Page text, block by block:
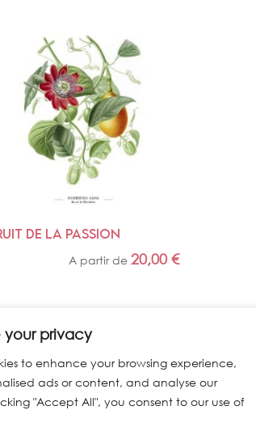
your privacy
to enhance your browsing experience,
ads or content, and analyse our
"Accept All", you consent to our use of
DE LA PASSION
A partir de20,00€
CONTACTER